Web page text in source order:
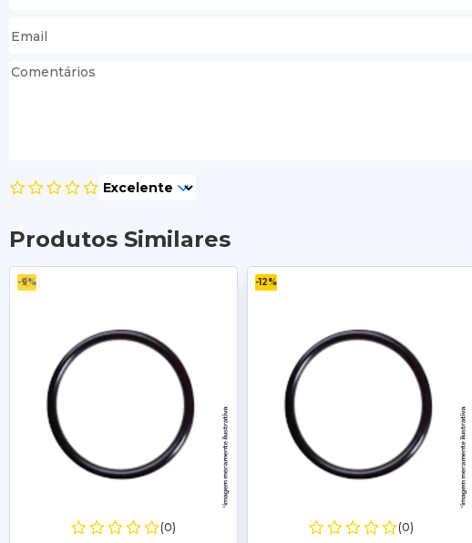
Produtos Similares
-9%
(0)
-12%
(0)